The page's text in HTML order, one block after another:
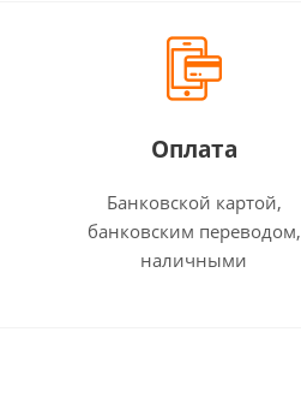
Оплата
Банковской картой,
банковским переводом,
наличными